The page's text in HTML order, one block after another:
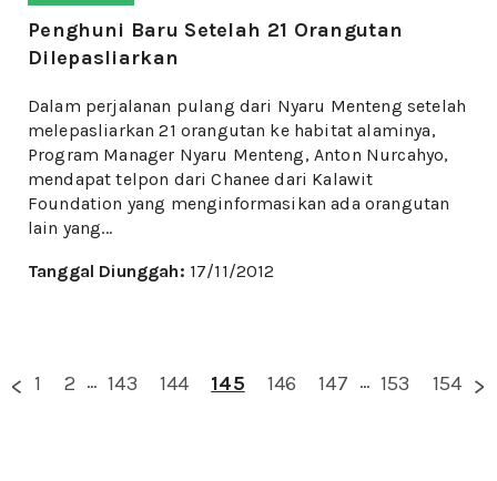
Penghuni Baru Setelah 21 Orangutan
Dilepasliarkan
Dalam perjalanan pulang dari Nyaru Menteng setelah
melepasliarkan 21 orangutan ke habitat alaminya,
Program Manager Nyaru Menteng, Anton Nurcahyo,
mendapat telpon dari Chanee dari Kalawit
Foundation yang menginformasikan ada orangutan
lain yang...
Tanggal Diunggah: 17/11/2012
1 2 ... 143 144 145 146 147 ... 153 154